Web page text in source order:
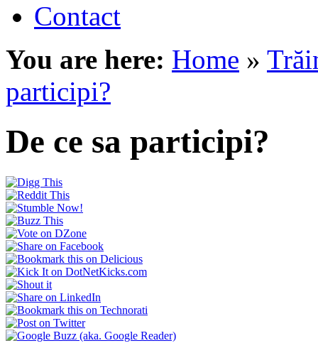
Contact
You are here: Home »
participi?
De ce sa participi?